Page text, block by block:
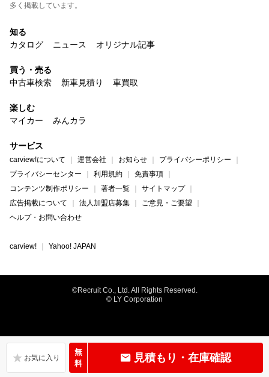
無
料
見積もり・在庫確認
多く掲載しています。
知る
カタログ
ニュース オリジナル記事
買う・売る
中古車検索
新車見積り 車買取
楽しむ
マイカー
みんカラ
サービス
carview!について 運営会社 お知らせ
プライバシーポリシー
プライバシーセンター
利用規約
免責事項
コンテンツ制作ポリシー
著者一覧
サイトマップ
広告掲載について
法人加盟店募集
ご意見・ご要望
ヘルプ・お問い合わせ
carview! Yahoo! JAPAN
©Recruit Co., Ltd. All Rights Reserved.
© LY Corporation